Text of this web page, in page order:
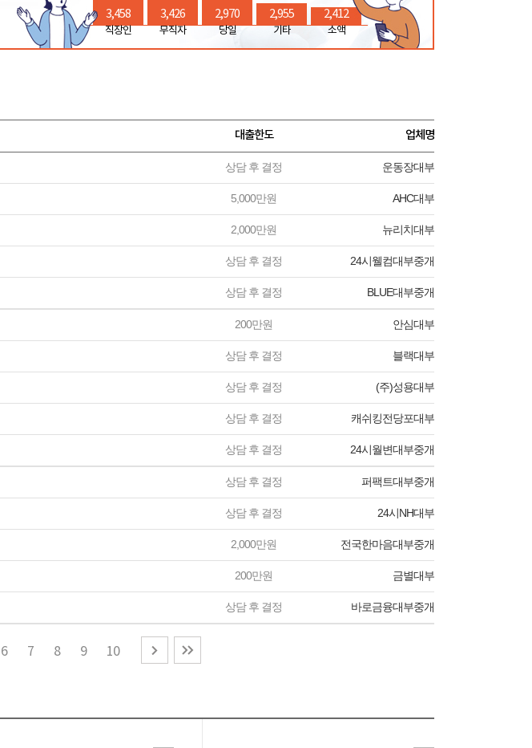
3,458
직장인
3,426
무직자
2,970
당일
2,955
기타
2,412
소액
대출한도 업체명
상담 후 결정 운동장대부
5,000만원 AHC대부
2,000만원 뉴리치대부
상담 후 결정 24시웰컴대부중개
상담 후 결정 BLUE대부중개
200만원 안심대부
상담 후 결정 블랙대부
상담 후 결정 (주)성용대부
상담 후 결정 캐쉬킹전당포대부
상담 후 결정 24시월변대부중개
상담 후 결정 퍼팩트대부중개
상담 후 결정 24시NH대부
2,000만원 전국한마음대부중개
200만원 금별대부
상담 후 결정 바로금융대부중개
6 7 8 9 10